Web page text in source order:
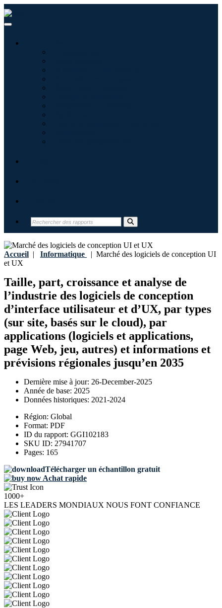
Accueil | Informatique | Marché des logiciels de conception UI
et UX
Taille, part, croissance et analyse de
l’industrie des logiciels de conception
d’interface utilisateur et d’UX, par types
(sur site, basés sur le cloud), par
applications (logiciels et applications,
page Web, jeu, autres) et informations et
prévisions régionales jusqu’en 2035
Dernière mise à jour: 26-December-2025
Année de base: 2025
Données historiques: 2021-2024
Région: Global
Format: PDF
ID du rapport: GGI102183
SKU ID: 27941707
Pages: 165
Télécharger un échantillon gratuit
Achat rapide
1000+
LES LEADERS MONDIAUX NOUS FONT CONFIANCE